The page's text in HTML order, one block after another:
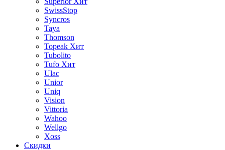
SwissStop
Syncros
Taya
Thomson
Topeak Хит
Tubolito
Tufo Хит
Ulac
Unior
Uniq
Vision
Vittoria
Wahoo
Wellgo
Xoss
Скидки